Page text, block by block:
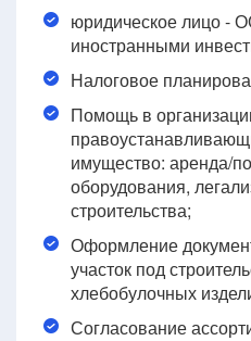
юридическое лицо -
иностранными
Налоговое
Помощь в
имущество: аренда/
оборудования,
строительства;
Оформление
участок под
хлебобулочных
Согласование